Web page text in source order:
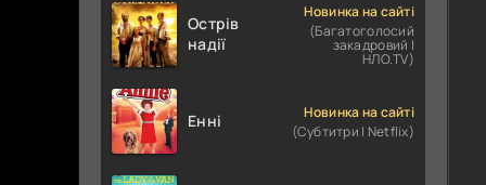
Острів
надії
Новинка на сайті
(Багатоголосий
закадровий |
НЛО.TV)
Енні
Новинка на сайті
(Субтитри | Netflix)